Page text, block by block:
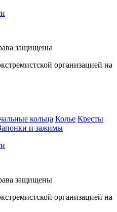
защищены
организацией на
кольца Колье Кресты
и зажимы
защищены
организацией на